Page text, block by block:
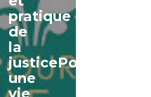
pratique
de
la
justicePour
une